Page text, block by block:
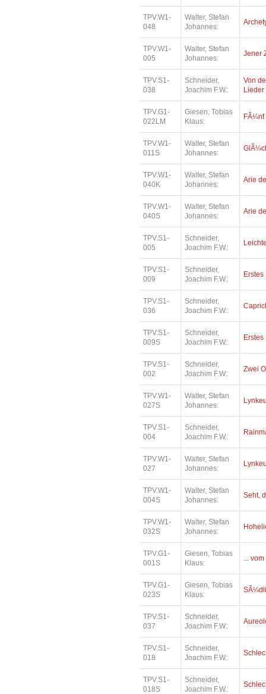
TPV.W1-
048
Walter, Stefan
Johannes:
TPV.W1-
005
Walter, Stefan
Johannes:
Jener
TPV.S1-
038
Schneider,
Joachim F.W.:
Von
Lieder
TPV.G1-
022LM
Giesen, Tobias
Klaus:
FÃ¼nf
TPV.W1-
011S
Walter, Stefan
Johannes:
TPV.W1-
040K
Walter, Stefan
Johannes:
Arie
TPV.W1-
040S
Walter, Stefan
Johannes:
Arie
TPV.S1-
005
Schneider,
Joachim F.W.:
TPV.S1-
009
Schneider,
Joachim F.W.:
TPV.S1-
036
Schneider,
Joachim F.W.:
TPV.S1-
009S
Schneider,
Joachim F.W.:
TPV.S1-
002
Schneider,
Joachim F.W.:
Zwei
TPV.W1-
027S
Walter, Stefan
Johannes:
TPV.S1-
004
Schneider,
Joachim F.W.:
TPV.W1-
027
Walter, Stefan
Johannes:
TPV.W1-
004S
Walter, Stefan
Johannes:
Seht,
TPV.W1-
032S
Walter, Stefan
Johannes:
TPV.G1-
001S
Giesen, Tobias
Klaus:
...
TPV.G1-
023S
Giesen, Tobias
Klaus:
TPV.S1-
037
Schneider,
Joachim F.W.:
TPV.S1-
018
Schneider,
Joachim F.W.:
TPV.S1-
018S
Schneider,
Joachim F.W.: